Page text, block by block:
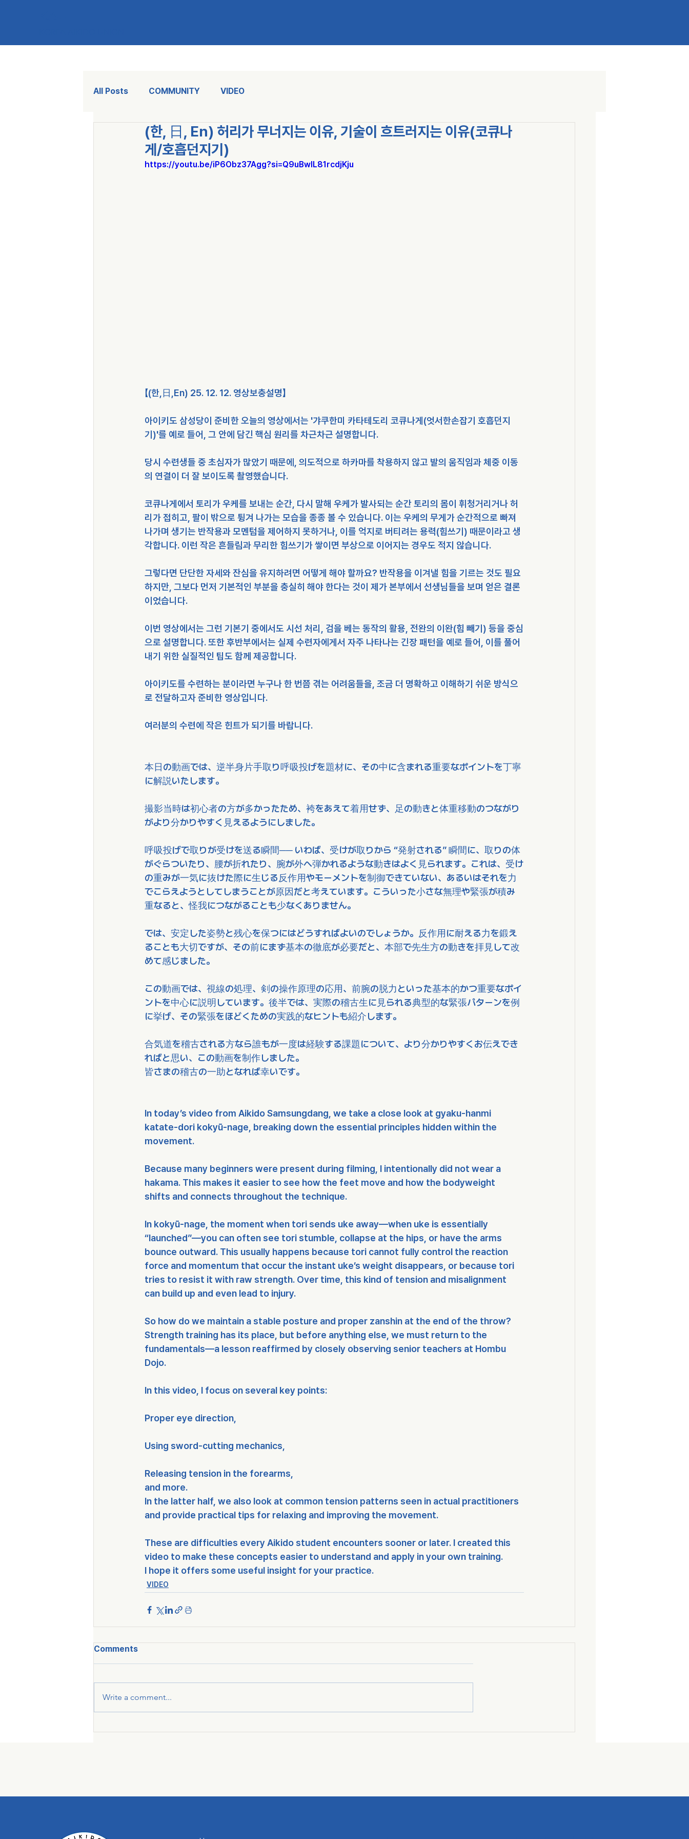
All Posts COMMUNITY VIDEO
(한, 日, En) 허리가 무너지는 이유, 기술이 흐트러지는 이유(코큐나
게/호흡던지기)
https://youtu.be/iP6Obz37Agg?si=Q9uBwIL81rcdjKju
【(한,日,En) 25. 12. 12. 영상보충설명】
아이키도 삼성당이 준비한 오늘의 영상에서는 '갸쿠한미 카타테도리 코큐나게(엇서한손잡기 호흡던지
기)'를 예로 들어, 그 안에 담긴 핵심 원리를 차근차근 설명합니다.
당시 수련생들 중 초심자가 많았기 때문에, 의도적으로 하카마를 착용하지 않고 발의 움직임과 체중 이동
의 연결이 더 잘 보이도록 촬영했습니다.
코큐나게에서 토리가 우케를 보내는 순간, 다시 말해 우케가 발사되는 순간 토리의 몸이 휘청거리거나 허
리가 접히고, 팔이 밖으로 튕겨 나가는 모습을 종종 볼 수 있습니다. 이는 우케의 무게가 순간적으로 빠져
나가며 생기는 반작용과 모멘텀을 제어하지 못하거나, 이를 억지로 버티려는 용력(힘쓰기) 때문이라고 생
각합니다. 이런 작은 흔들림과 무리한 힘쓰기가 쌓이면 부상으로 이어지는 경우도 적지 않습니다.
그렇다면 단단한 자세와 잔심을 유지하려면 어떻게 해야 할까요? 반작용을 이겨낼 힘을 기르는 것도 필요
하지만, 그보다 먼저 기본적인 부분을 충실히 해야 한다는 것이 제가 본부에서 선생님들을 보며 얻은 결론
이었습니다.
이번 영상에서는 그런 기본기 중에서도 시선 처리, 검을 베는 동작의 활용, 전완의 이완(힘 빼기) 등을 중심
으로 설명합니다. 또한 후반부에서는 실제 수련자에게서 자주 나타나는 긴장 패턴을 예로 들어, 이를 풀어
내기 위한 실질적인 팁도 함께 제공합니다.
아이키도를 수련하는 분이라면 누구나 한 번쯤 겪는 어려움들을, 조금 더 명확하고 이해하기 쉬운 방식으
로 전달하고자 준비한 영상입니다.
여러분의 수련에 작은 힌트가 되기를 바랍니다.
本日の動画では、逆半身片手取り呼吸投げを題材に、その中に含まれる重要なポイントを丁寧
に解説いたします。
撮影当時は初心者の方が多かったため、袴をあえて着用せず、足の動きと体重移動のつながり
がより分かりやすく見えるようにしました。
呼吸投げで取りが受けを送る瞬間── いわば、受けが取りから “発射される” 瞬間に、取りの体
がぐらついたり、腰が折れたり、腕が外へ弾かれるような動きはよく見られます。これは、受け
の重みが一気に抜けた際に生じる反作用やモーメントを制御できていない、あるいはそれを力
でこらえようとしてしまうことが原因だと考えています。こういった小さな無理や緊張が積み
重なると、怪我につながることも少なくありません。
では、安定した姿勢と残心を保つにはどうすればよいのでしょうか。反作用に耐える力を鍛え
ることも大切ですが、その前にまず基本の徹底が必要だと、本部で先生方の動きを拝見して改
めて感じました。
この動画では、視線の処理、剣の操作原理の応用、前腕の脱力といった基本的かつ重要なポイ
ントを中心に説明しています。後半では、実際の稽古生に見られる典型的な緊張パターンを例
に挙げ、その緊張をほどくための実践的なヒントも紹介します。
合気道を稽古される方なら誰もが一度は経験する課題について、より分かりやすくお伝えでき
ればと思い、この動画を制作しました。
皆さまの稽古の一助となれば幸いです。
In today’s video from Aikido Samsungdang, we take a close look at gyaku-hanmi
katate-dori kokyū-nage, breaking down the essential principles hidden within the
movement.
Because many beginners were present during filming, I intentionally did not wear a
hakama. This makes it easier to see how the feet move and how the bodyweight
shifts and connects throughout the technique.
In kokyū-nage, the moment when tori sends uke away—when uke is essentially
“launched”—you can often see tori stumble, collapse at the hips, or have the arms
bounce outward. This usually happens because tori cannot fully control the reaction
force and momentum that occur the instant uke’s weight disappears, or because tori
tries to resist it with raw strength. Over time, this kind of tension and misalignment
can build up and even lead to injury.
So how do we maintain a stable posture and proper zanshin at the end of the throw?
Strength training has its place, but before anything else, we must return to the
fundamentals—a lesson reaffirmed by closely observing senior teachers at Hombu
Dojo.
In this video, I focus on several key points:
Proper eye direction,
Using sword-cutting mechanics,
Releasing tension in the forearms,
and more.
In the latter half, we also look at common tension patterns seen in actual practitioners
and provide practical tips for relaxing and improving the movement.
These are difficulties every Aikido student encounters sooner or later. I created this
video to make these concepts easier to understand and apply in your own training.
I hope it offers some useful insight for your practice.
VIDEO
Comments
Write a comment...